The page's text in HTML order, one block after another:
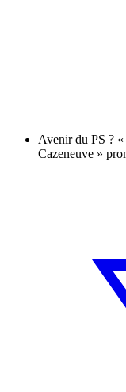
Avenir du PS ?
Cazeneuve »